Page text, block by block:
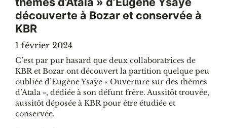
découverte à Bozar et conservée à
KBR
1 février 2024
C’est par pur hasard que deux collaboratrices de
KBR et Bozar ont découvert la partition quelque peu
oubliée d’Eugène Ysaÿe « Ouverture sur des thèmes
d’Atala », dédiée à son défunt frère. Aussitôt trouvée,
aussitôt déposée à KBR pour être étudiée et
conservée.